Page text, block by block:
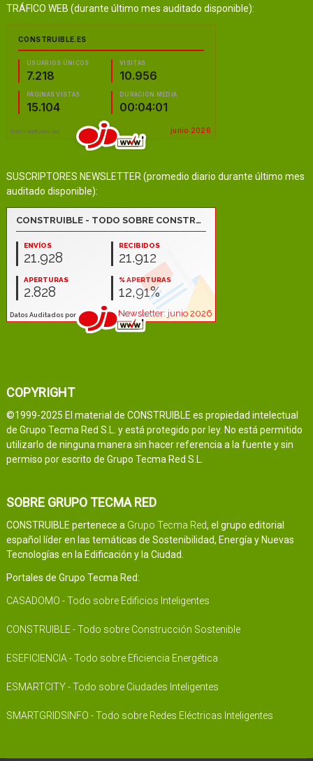
TRÁFICO WEB (durante último mes auditado disponible):
SUSCRIPTORES NEWSLETTER (promedio diario durante último mes
auditado disponible):
COPYRIGHT
©1999-2025 El material de CONSTRUIBLE es propiedad intelectual
de Grupo Tecma Red S.L. y está protegido por ley. No está permitido
utilizarlo de ninguna manera sin hacer referencia a la fuente y sin
permiso por escrito de Grupo Tecma Red S.L.
SOBRE GRUPO TECMA RED
CONSTRUIBLE pertenece a Grupo Tecma Red, el grupo editorial
español líder en las temáticas de Sostenibilidad, Energía y Nuevas
Tecnologías en la Edificación y la Ciudad.
Portales de Grupo Tecma Red:
CASADOMO - Todo sobre Edificios Inteligentes
CONSTRUIBLE - Todo sobre Construcción Sostenible
ESEFICIENCIA - Todo sobre Eficiencia Energética
ESMARTCITY - Todo sobre Ciudades Inteligentes
SMARTGRIDSINFO - Todo sobre Redes Eléctricas Inteligentes